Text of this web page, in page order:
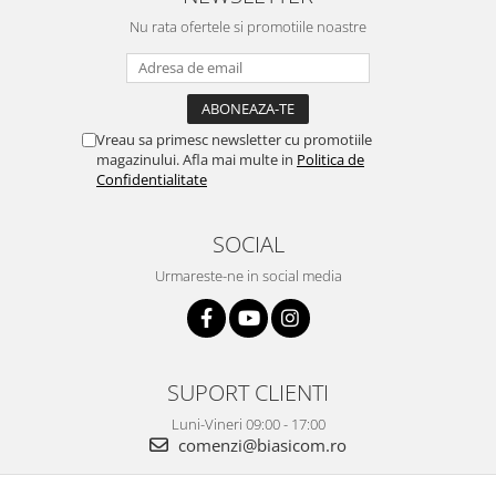
Aparate foto Mirrorless
Carduri memorie
Boxe portabile
MP3/MP4 playere
Accesorii electronice Auto
Nu rata ofertele si promotiile noastre
Vreau sa primesc newsletter cu promotiile
magazinului. Afla mai multe in Politica de
Confidentialitate
SOCIAL
Urmareste-ne in social media
SUPORT CLIENTI
Luni-Vineri 09:00 - 17:00
comenzi@biasicom.ro